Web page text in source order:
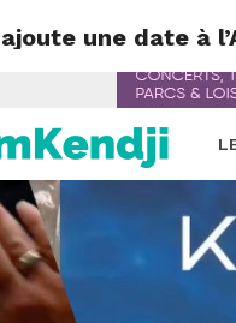
une date à